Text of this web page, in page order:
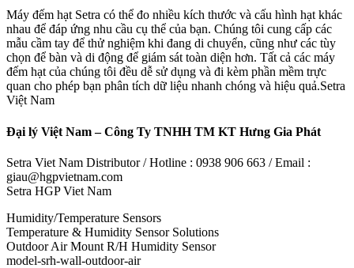
Máy đếm hạt Setra có thể đo nhiều kích thước và cấu hình hạt khác
nhau để đáp ứng nhu cầu cụ thể của bạn. Chúng tôi cung cấp các
mẫu cầm tay để thử nghiệm khi đang di chuyển, cũng như các tùy
chọn để bàn và di động để giám sát toàn diện hơn. Tất cả các máy
đếm hạt của chúng tôi đều dễ sử dụng và đi kèm phần mềm trực
quan cho phép bạn phân tích dữ liệu nhanh chóng và hiệu quả.Setra
Việt Nam
Đại lý Việt Nam – Công Ty TNHH TM KT Hưng Gia Phát
Setra Viet Nam Distributor / Hotline : 0938 906 663 / Email :
giau@hgpvietnam.com
Setra HGP Viet Nam
Humidity/Temperature Sensors
Temperature & Humidity Sensor Solutions
Outdoor Air Mount R/H Humidity Sensor
model-srh-wall-outdoor-air